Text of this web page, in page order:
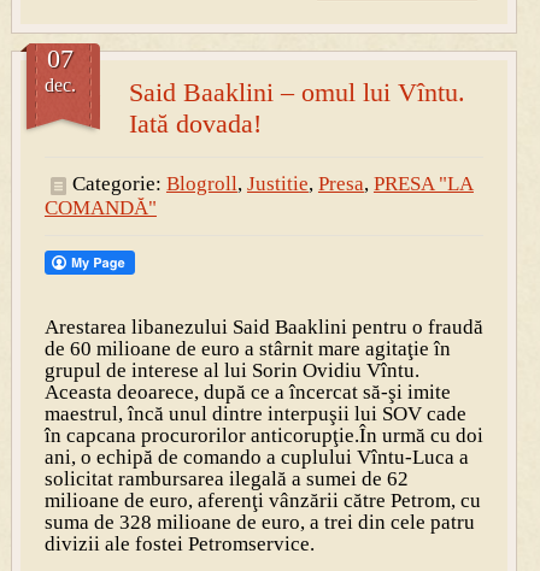
Said Baaklini – omul lui Vîntu.
Iată dovada!
07
dec.
Categorie: Blogroll, Justitie, Presa, PRESA "LA
COMANDĂ"
Arestarea libanezului Said Baaklini pentru o fraudă
de 60 milioane de euro a stârnit mare agitaţie în
grupul de interese al lui Sorin Ovidiu Vîntu.
Aceasta deoarece, după ce a încercat să-şi imite
maestrul, încă unul dintre interpuşii lui SOV cade
în capcana procurorilor anticorupţie.În urmă cu doi
ani, o echipă de comando a cuplului Vîntu-Luca a
solicitat rambursarea ilegală a sumei de 62
milioane de euro, aferenţi vânzării către Petrom, cu
suma de 328 milioane de euro, a trei din cele patru
divizii ale fostei Petromservice.